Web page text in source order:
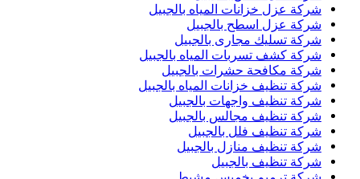
شركة عزل خزانات المياه بالجبيل
شركة عزل اسطح بالجبيل
شركة تسليك مجارى بالجبيل
شركة كشف تسربات المياه بالجبيل
شركة مكافحة حشرات بالجبيل
شركة تنظيف خزانات المياه بالجبيل
شركة تنظيف واجهات بالجبيل
شركة تنظيف مجالس بالجبيل
شركة تنظيف فلل بالجبيل
شركة تنظيف منازل بالجبيل
شركة تنظيف بالجبيل